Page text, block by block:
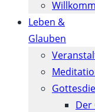
Leben &
Glauben
Der